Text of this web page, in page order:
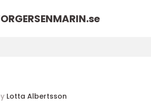
se
Lotta Albertsson